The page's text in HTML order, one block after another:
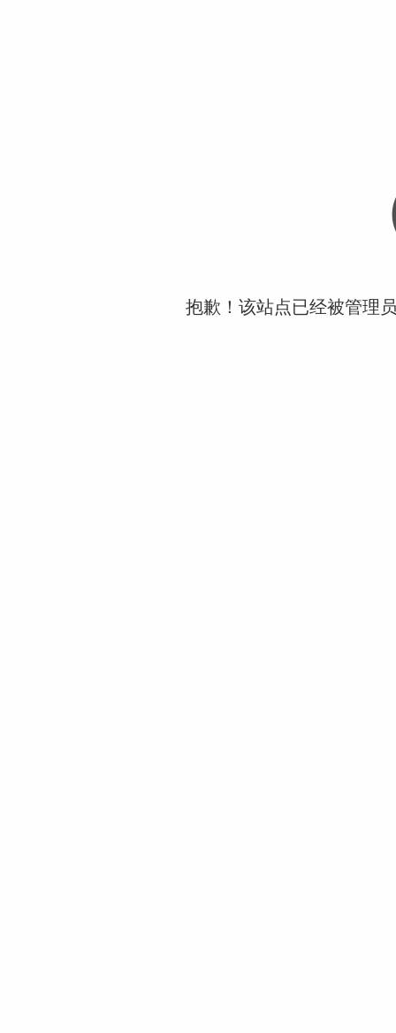
抱歉！该站点已经被管理